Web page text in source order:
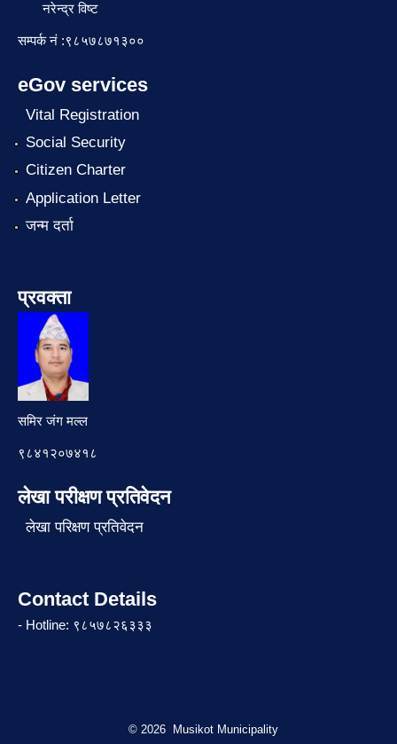
नरेन्द्र विष्ट
सम्पर्क नं :९८५७८७१३००
eGov services
Vital Registration
Social Security
Citizen Charter
Application Letter
जन्म दर्ता
प्रवक्ता
समिर जंग मल्ल
९८४१२०७४१८
लेखा परीक्षण प्रतिवेदन
लेखा परिक्षण प्रतिवेदन
Contact Details
- Hotline: ९८५७८२६३३३
© 2026 Musikot Municipality